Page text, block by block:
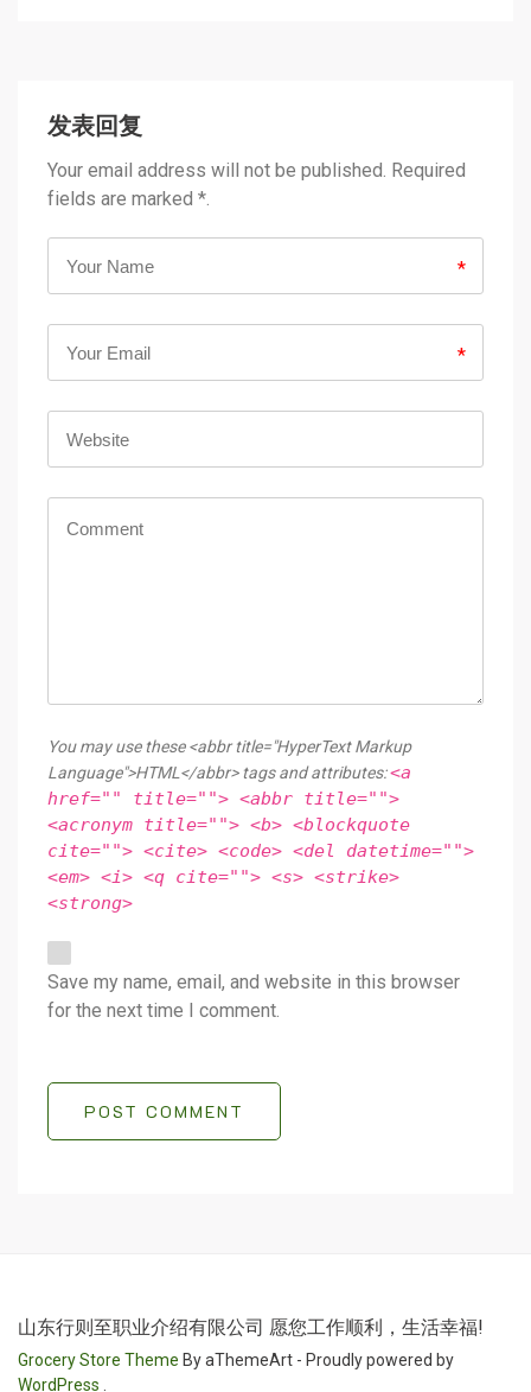
发表回复
Your email address will not be published. Required
fields are marked *.
*
*
You may use these <abbr title="HyperText Markup
Language">HTML</abbr> tags and attributes:<a
href="" title=""> <abbr title="">
<acronym title=""> <b> <blockquote
cite=""> <cite> <code> <del datetime="">
<em> <i> <q cite=""> <s> <strike>
<strong>
Save my name, email, and website in this browser
for the next time I comment.
POST COMMENT
山东行则至职业介绍有限公司 愿您工作顺利，生活幸福!
Grocery Store Theme By aThemeArt - Proudly powered by
WordPress